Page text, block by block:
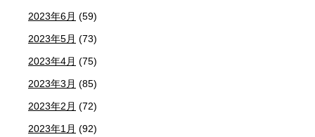
2023年6月 (59)
2023年5月 (73)
2023年4月 (75)
2023年3月 (85)
2023年2月 (72)
2023年1月 (92)